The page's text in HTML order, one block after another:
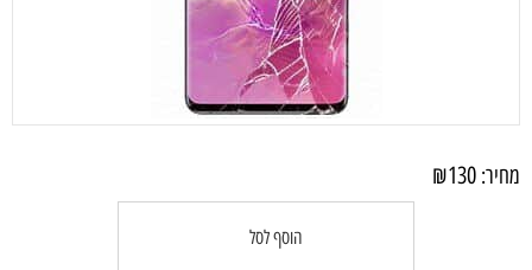
מחיר: ₪130
הוסף לסל